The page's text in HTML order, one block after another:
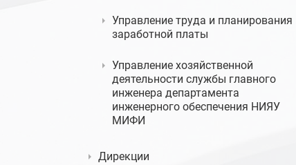
Управление труда и планирования
заработной платы
Управление хозяйственной
деятельности службы главного
инженера департамента
инженерного обеспечения НИЯУ
МИФИ
Дирекции